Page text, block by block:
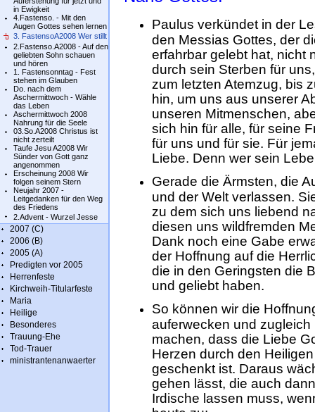
in Ewigkeit
4.Fastenso. - Mit den
Augen Gottes sehen lernen
3. FastensoA2008 Wer stillt
2.Fastenso.A2008 - Auf den
geliebten Sohn schauen
und hören
1. Fastensonntag - Fest
stehen im Glauben
Do. nach dem
Aschermittwoch - Wähle
das Leben
Aschermittwoch 2008
Nahrung für die Seele
03.So.A2008 Christus ist
nicht zerteilt
Taufe Jesu A2008 Wir
Sünder von Gott ganz
angenommen
Erscheinung 2008 Wir
folgen seinem Stern
Neujahr 2007 -
Leitgedanken für den Weg
des Friedens
2.Advent - Wurzel Jesse
2007 (C)
2006 (B)
2005 (A)
Predigten vor 2005
Herrenfeste
Kirchweih-Titularfeste
Maria
Heilige
Besonderes
Trauung-Ehe
Tod-Trauer
ministrantenanwaerter
Paulus verkündet in der
den Messias Gottes, der
erfahrbar gelebt hat, nicht
durch sein Sterben für
zum letzten Atemzug, bis
hin, um uns aus unserer
unseren Mitmenschen,
sich hin für alle, für seine
für uns und für sie. Für
Liebe. Denn wer sein
Gerade die Ärmsten, die
und der Welt verlassen.
zu dem sich uns liebend
diesen uns wildfremden
Dank noch eine Gabe
der Hoffnung auf die
die in den Geringsten die
und geliebt haben.
So können wir die
auferwecken und zugleich
machen, dass die Liebe
Herzen durch den
geschenkt ist. Daraus
gehen lässt, die auch
Irdische lassen muss,